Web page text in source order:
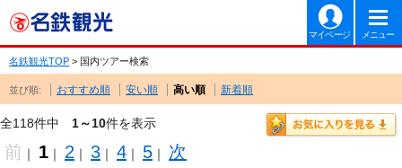
マイページ メニュー
名鉄観光TOP > 国内ツアー検索
並び順: おすすめ順 安い順 高い順 新着順
全118件中 1～10件を表示
前 ｜ 1 ｜ 2 ｜ 3 ｜ 4 ｜ 5 ｜ 次